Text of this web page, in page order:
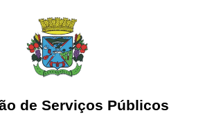
de Serviços Públicos